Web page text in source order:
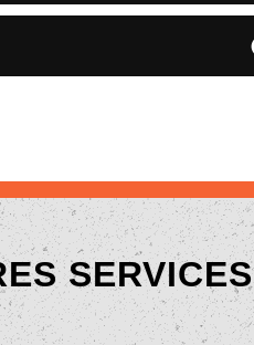
SERVICES